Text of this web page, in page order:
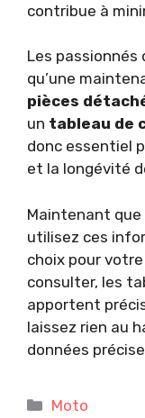
contribue à
Les passionnés
qu’une
pièces
un tableau de
donc essentiel
et la longévité
Maintenant que
utilisez ces
choix pour
consulter, les
apportent
laissez rien au
données
Catégories
Moto